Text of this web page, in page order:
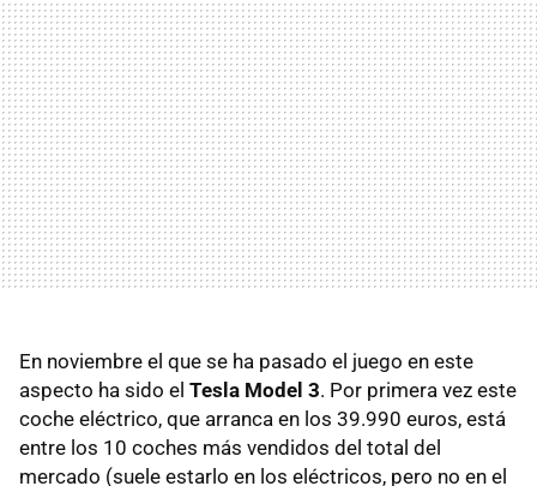
En noviembre el que se ha pasado el juego en este
aspecto ha sido el Tesla Model 3. Por primera vez este
coche eléctrico, que arranca en los 39.990 euros, está
entre los 10 coches más vendidos del total del
mercado (suele estarlo en los eléctricos, pero no en el